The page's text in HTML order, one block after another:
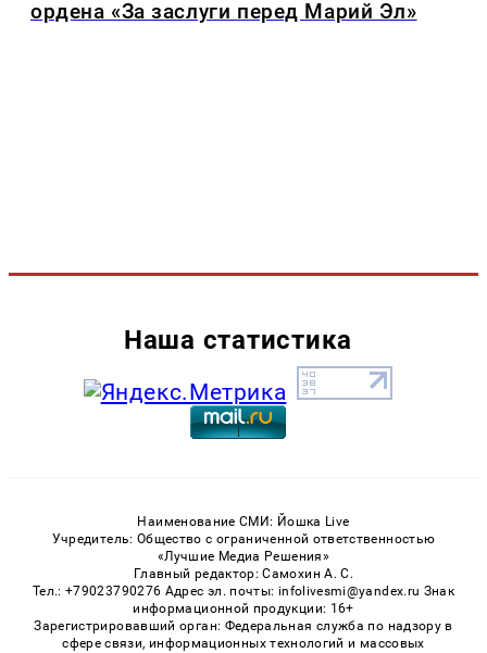
ордена «За заслуги перед Марий Эл»
Наша статистика
Наименование СМИ: Йошка Live
Учредитель: Общество с ограниченной ответственностью
«Лучшие Медиа Решения»
Главный редактор: Самохин А. С.
Тел.: +79023790276 Адрес эл. почты: infolivesmi@yandex.ru Знак
информационной продукции: 16+
Зарегистрировавший орган: Федеральная служба по надзору в
сфере связи, информационных технологий и массовых